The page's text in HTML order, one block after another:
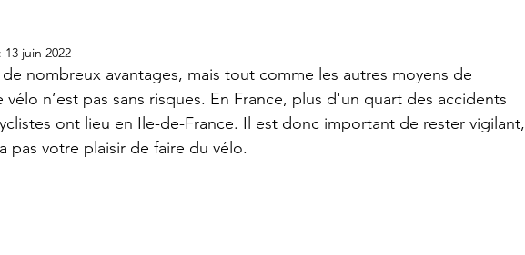
13 juin 2022
nombreux avantages, mais tout comme les autres moyens de
vélo n’est pas sans risques. En France, plus d'un quart des accidents
ont lieu en Ile-de-France. Il est donc important de rester vigilant,
pas votre plaisir de faire du vélo.